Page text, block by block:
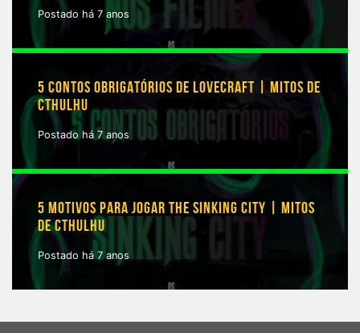
Postado há 7 anos
5 CONTOS OBRIGATÓRIOS DE LOVECRAFT | MITOS DE
CTHULHU
Postado há 7 anos
5 MOTIVOS PARA JOGAR THE SINKING CITY | MITOS
DE CTHULHU
Postado há 7 anos